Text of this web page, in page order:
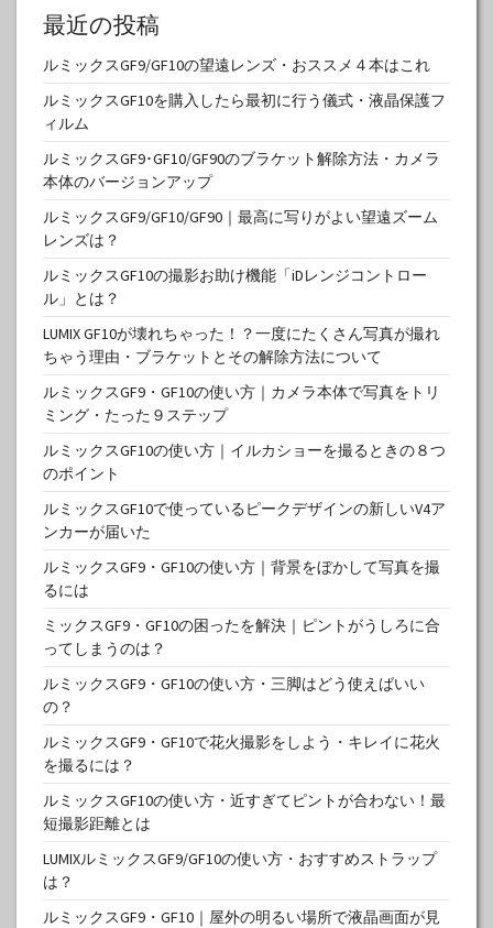
最近の投稿
ルミックスGF9/GF10の望遠レンズ・おススメ４本はこれ
ルミックスGF10を購入したら最初に行う儀式・液晶保護フ
ィルム
ルミックスGF9･GF10/GF90のブラケット解除方法・カメラ
本体のバージョンアップ
ルミックスGF9/GF10/GF90｜最高に写りがよい望遠ズーム
レンズは？
ルミックスGF10の撮影お助け機能「iDレンジコントロー
ル」とは？
LUMIX GF10が壊れちゃった！？一度にたくさん写真が撮れ
ちゃう理由・ブラケットとその解除方法について
ルミックスGF9・GF10の使い方｜カメラ本体で写真をトリ
ミング・たった９ステップ
ルミックスGF10の使い方｜イルカショーを撮るときの８つ
のポイント
ルミックスGF10で使っているピークデザインの新しいV4ア
ンカーが届いた
ルミックスGF9・GF10の使い方｜背景をぼかして写真を撮
るには
ミックスGF9・GF10の困ったを解決｜ピントがうしろに合
ってしまうのは？
ルミックスGF9・GF10の使い方・三脚はどう使えばいい
の？
ルミックスGF9・GF10で花火撮影をしよう・キレイに花火
を撮るには？
ルミックスGF10の使い方・近すぎてピントが合わない！最
短撮影距離とは
LUMIXルミックスGF9/GF10の使い方・おすすめストラップ
は？
ルミックスGF9・GF10｜屋外の明るい場所で液晶画面が見